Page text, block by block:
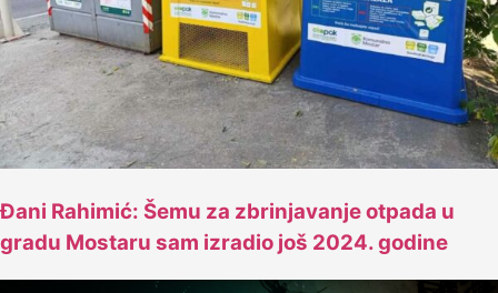
Đani Rahimić: Šemu za zbrinjavanje otpada u
gradu Mostaru sam izradio još 2024. godine